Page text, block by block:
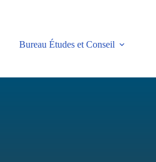
Bureau Études et Conseil